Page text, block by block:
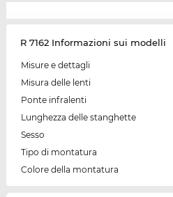
R 7162 Informazioni sui modelli
Misure e dettagli
Misura delle lenti
Ponte infralenti
Lunghezza delle stanghette
Sesso
Tipo di montatura
Colore della montatura